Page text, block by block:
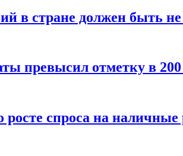
в стране должен быть
превысил отметку в
спроса на наличные